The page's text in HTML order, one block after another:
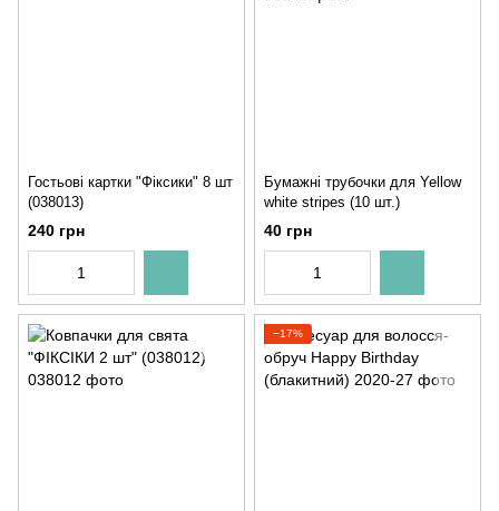
Гостьові картки "Фіксики" 8 шт
(038013)
240 грн
Бумажні трубочки для Yellow
white stripes (10 шт.)
40 грн
−17%